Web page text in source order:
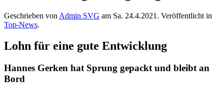
Geschrieben von Admin SVG am Sa. 24.4.2021 . Veröffentlicht in
Top-News.
Lohn für eine gute Entwicklung
Hannes Gerken hat Sprung gepackt und bleibt an
Bord